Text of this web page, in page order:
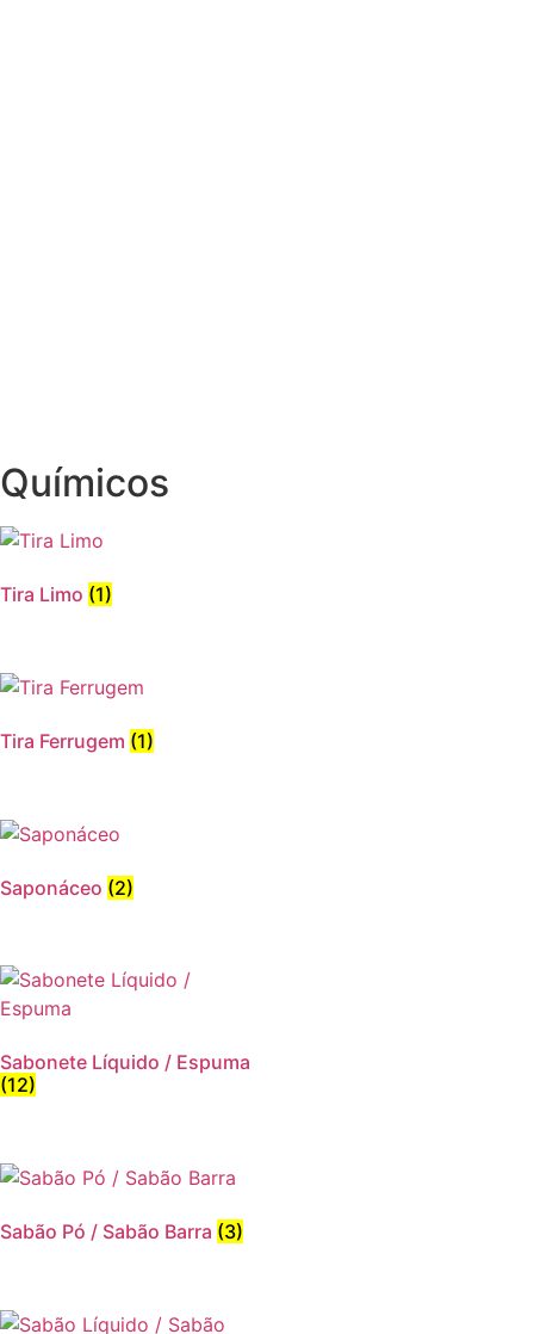
Químicos
Tira Limo (1)
Tira Ferrugem (1)
Saponáceo (2)
Sabonete Líquido / Espuma
(12)
Sabão Pó / Sabão Barra (3)